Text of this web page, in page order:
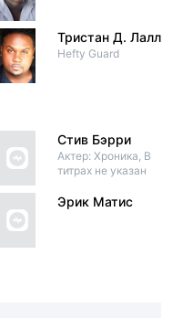
Тристан Д. Лалла
Hefty Guard
Стив Бэрри
Актер: Хроника, В
титрах не указан
Эрик Матис